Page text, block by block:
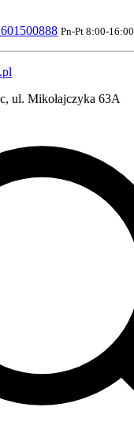
Pn-Pt 8:00-16:00
ul. Mikołajczyka 63A